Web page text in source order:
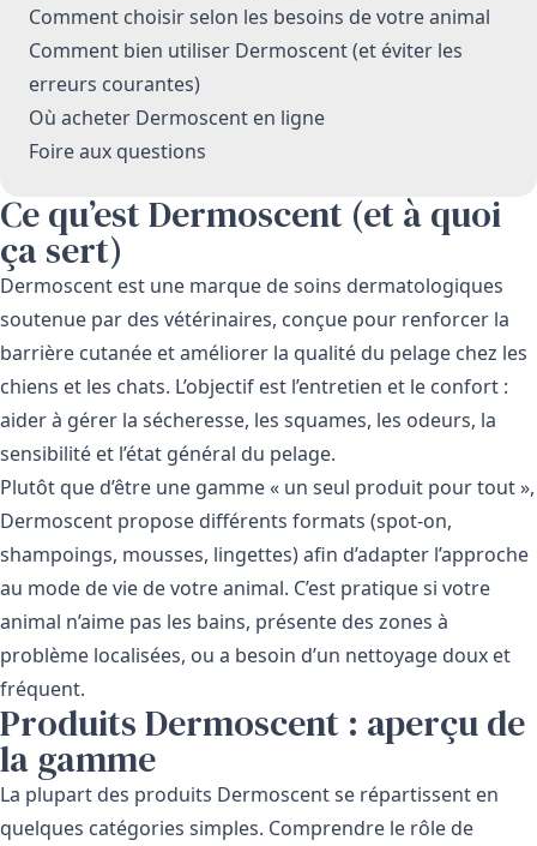
Comment choisir selon les besoins de votre animal
Comment bien utiliser Dermoscent (et éviter les
erreurs courantes)
Où acheter Dermoscent en ligne
Foire aux questions
Ce qu’est Dermoscent (et à quoi
ça sert)
Dermoscent est une marque de soins dermatologiques
soutenue par des vétérinaires, conçue pour renforcer la
barrière cutanée et améliorer la qualité du pelage chez les
chiens et les chats. L’objectif est l’entretien et le confort :
aider à gérer la sécheresse, les squames, les odeurs, la
sensibilité et l’état général du pelage.
Plutôt que d’être une gamme « un seul produit pour tout »,
Dermoscent propose différents formats (spot-on,
shampoings, mousses, lingettes) afin d’adapter l’approche
au mode de vie de votre animal. C’est pratique si votre
animal n’aime pas les bains, présente des zones à
problème localisées, ou a besoin d’un nettoyage doux et
fréquent.
Produits Dermoscent : aperçu de
la gamme
La plupart des produits Dermoscent se répartissent en
quelques catégories simples. Comprendre le rôle de